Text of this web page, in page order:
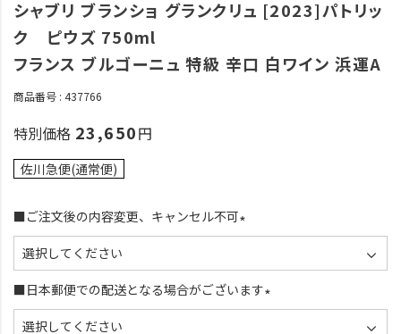
シャブリ ブランショ グランクリュ [2023]パトリッ
ク ピウズ 750ml
フランス ブルゴーニュ 特級 辛口 白ワイン 浜運A
商品番号 437766
特別価格 23,650
佐川急便(通常便)
■ご注文後の内容変更、キャンセル不可
須
)
■日本郵便での配送となる場合がございます